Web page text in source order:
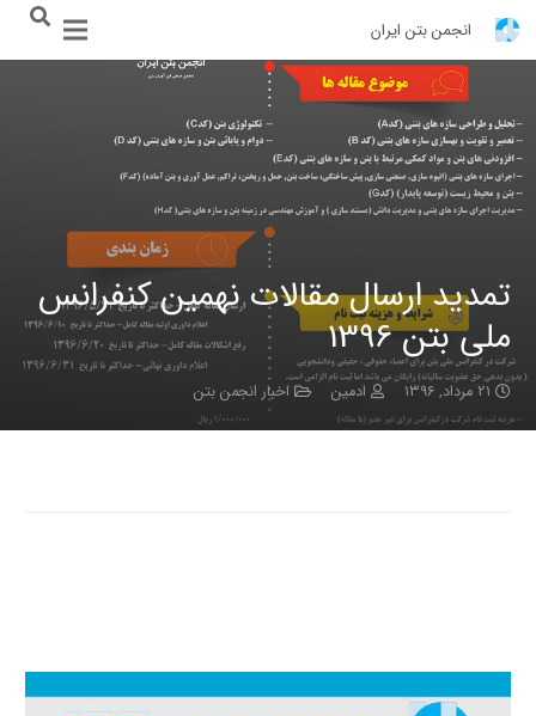
انجمن بتن ایران
تمدید ارسال مقالات نهمین کنفرانس
ملی بتن 1396
۲۱ مرداد, ۱۳۹۶ ادمین اخبار انجمن بتن